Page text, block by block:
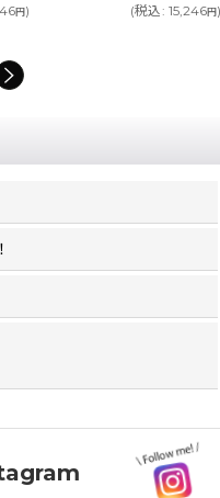
円) (税込: 15,246円